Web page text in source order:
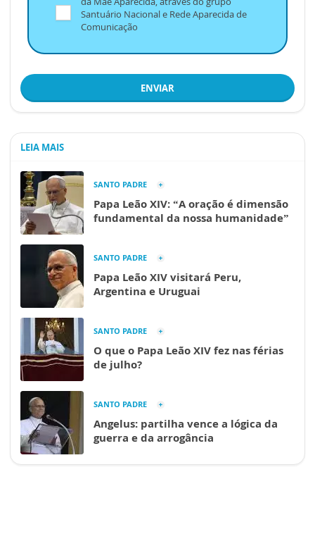
Santuário Nacional e Rede Aparecida de
Comunicação
ENVIAR
LEIA MAIS
SANTO PADRE
Papa Leão XIV: “A oração é dimensão
fundamental da nossa humanidade”
SANTO PADRE
Papa Leão XIV visitará Peru,
Argentina e Uruguai
SANTO PADRE
O que o Papa Leão XIV fez nas férias
de julho?
SANTO PADRE
Angelus: partilha vence a lógica da
guerra e da arrogância